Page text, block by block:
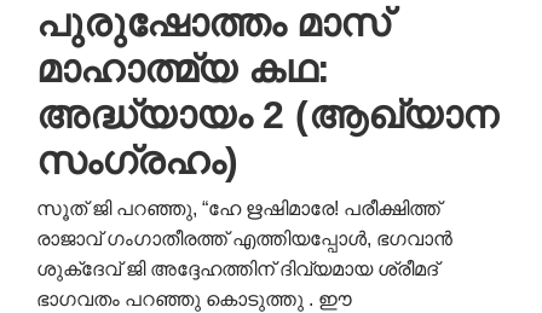
പുരുഷോത്തം മാസ്
മാഹാത്മ്യ കഥ:
അദ്ധ്യായം 2 (ആഖ്യാന
സംഗ്രഹം)
സൂത് ജി പറഞ്ഞു, “ഹേ ഋഷിമാരേ! പരീക്ഷിത്ത്
രാജാവ് ഗംഗാതീരത്ത് എത്തിയപ്പോൾ, ഭഗവാൻ
ശുക്ദേവ് ജി അദ്ദേഹത്തിന് ദിവ്യമായ ശ്രീമദ്
ഭാഗവതം പറഞ്ഞു കൊടുത്തു . ഈ